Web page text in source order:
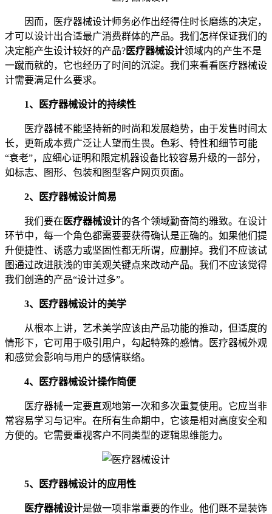
因而，医疗器械设计师务必作出经得住时长磨练的决定，
才可以设计出合适最广消费群体的产品。我们怎样保证我们的
决定能产生设计较好的产品?医疗器械设计领域内的产生不是
一蹴而就的，它也经历了时间的沉淀。我们来看看医疗器械设
计需要满足什么要求。
1、医疗器械设计的持续性
医疗器械不能坚持新的时尚和发展趋势，由于发售时间太
长，更新成本费广泛让人望而生畏。色彩、特性和细节可能
“衰老”，应细心证明和限定机器设备比较容易升级的一部分，
如标志、图形、包装和图型客户网页页面。
2、医疗器械设计简易
我们要在 医疗器械设计的各个领域勤奋简约雅致。在设计
环节中，每一个角色都需要要获得确认是正确的。如果他们提
升便捷性、诱惑力或坚固性都无所谓，应删掉。我们不应该试
图通过改进肤浅的审美观关键点来改动产品。我们不应该觉得
我们创造的产品“设计过多”。
3、医疗器械设计的美学
从根本上讲，艺术美学应该由产品功能的推动，但适度的
情形下，它可用于吸引用户，勾起特殊的感情。医疗器械外观
和感觉会影响与用户的感情联络。
4、医疗器械设计操作简便
医疗器械一定要直观地第一次和多次重复使用。它应当非
常容易学习与记牢。在所有生命期中，它该是相对高度安全和
方便的。它需要重视客户不同类型的逻辑思维能力。
5、医疗器械设计的应用性
医疗器械设计是做一项非常重要的作业。他们既不是装饰